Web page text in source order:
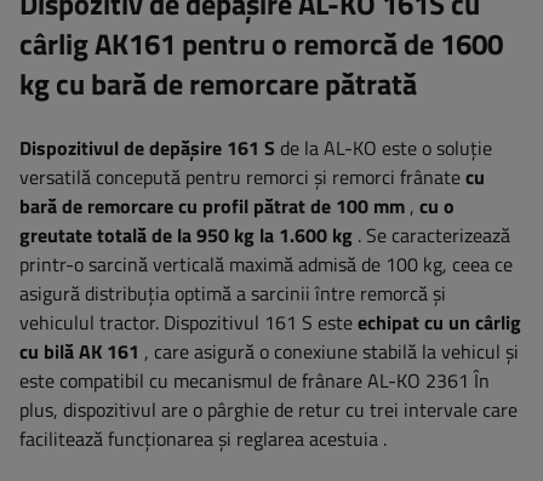
cârlig AK161 pentru o remorcă de 1600
kg cu bară de remorcare pătrată
Dispozitivul de depășire 161 S de la AL-KO este o soluție
versatilă concepută pentru remorci și remorci frânatecu
bară de remorcare cu profil pătrat de 100 mm , cu o
greutate totală de la 950 kg la 1.600 kg . Se caracterizează
printr-o sarcină verticală maximă admisă de 100 kg, ceea ce
asigură distribuția optimă a sarcinii între remorcă și
vehiculul tractor. Dispozitivul 161 S esteechipat cu un cârlig
cu bilă AK 161 , care asigură o conexiune stabilă la vehicul și
este compatibil cu mecanismul de frânare AL-KO 2361 În
plus, dispozitivul are o pârghie de retur cu trei intervale care
facilitează funcționarea și reglarea acestuia .